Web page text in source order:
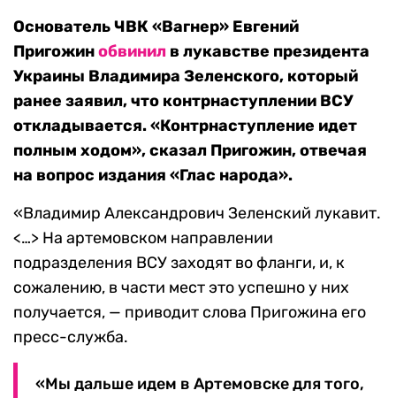
Основатель ЧВК «Вагнер» Евгений
Пригожинобвинил в лукавстве президента
Украины Владимира Зеленского, который
ранее заявил, что контрнаступлении ВСУ
откладывается. «Контрнаступление идет
полным ходом», сказал Пригожин, отвечая
на вопрос издания «Глас народа».
«Владимир Александрович Зеленский лукавит.
<…> На артемовском направлении
подразделения ВСУ заходят во фланги, и, к
сожалению, в части мест это успешно у них
получается, — приводит слова Пригожина его
пресс-служба.
«Мы дальше идем в Артемовске для того,